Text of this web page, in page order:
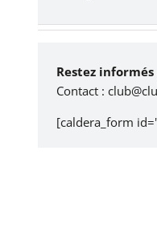
Restez
Contact :
[caldera_form